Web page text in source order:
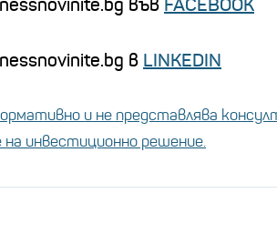
във FACEBOOK
в LINKEDIN
и не представлява
на инвестиционно решение.